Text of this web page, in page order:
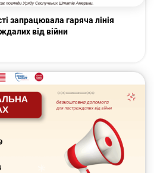
запрацювала гаряча лінія
від війни